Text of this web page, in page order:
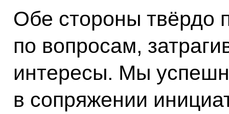
Обе стороны твёрдо
по вопросам,
интересы. Мы
в сопряжении